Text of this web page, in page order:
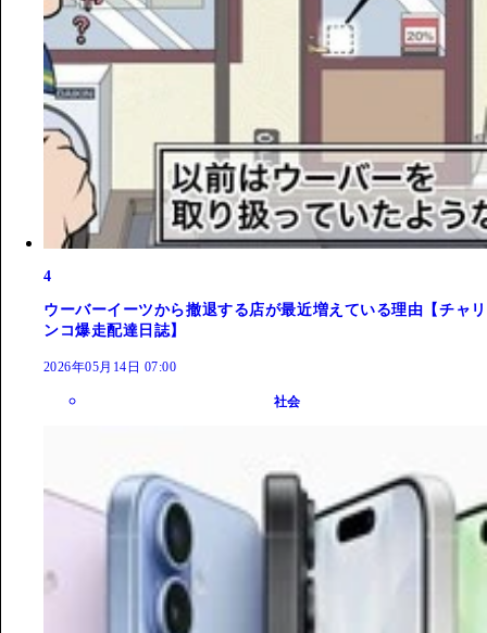
4
ウーバーイーツから撤退する店が最近増えている理由【チャリ
ンコ爆走配達日誌】
2026年05月14日 07:00
社会